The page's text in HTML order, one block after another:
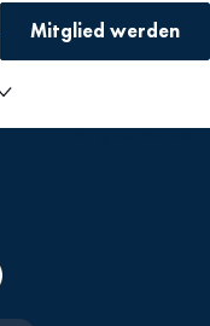
Mitglied werden
Mitglied werden